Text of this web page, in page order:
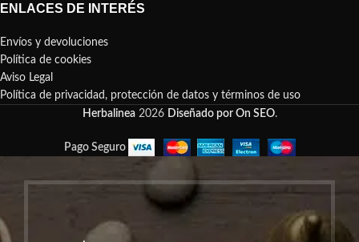
ENLACES DE INTERÉS
Envíos y devoluciones
Política de cookies
Aviso Legal
Política de privacidad, protección de datos y términos de uso
Herbalinea 2026 Diseñado por On SEO.
Pago Seguro